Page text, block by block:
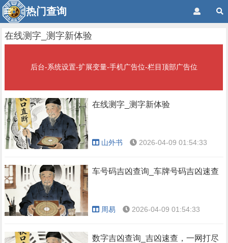
热门查询
在线测字_测字新体验
后台-系统设置-扩展变量-手机广告位-栏目顶部广告位
在线测字_测字新体验
山外书 2026-04-09 01:54:33
车号码吉凶查询_车牌号码吉凶速查
周易 2026-04-09 01:54:33
数字吉凶查询_吉凶速查，一网打尽